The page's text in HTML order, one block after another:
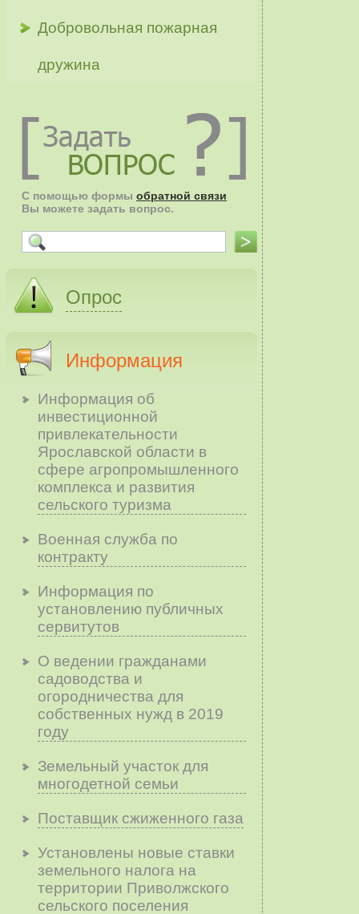
Добровольная пожарная
дружина
С помощью формы обратной связи
Вы можете задать вопрос.
Опрос
Информация
Информация об
инвестиционной
привлекательности
Ярославской области в
сфере агропромышленного
комплекса и развития
сельского туризма
Военная служба по
контракту
Информация по
установлению публичных
сервитутов
О ведении гражданами
садоводства и
огородничества для
собственных нужд в 2019
году
Земельный участок для
многодетной семьи
Поставщик сжиженного газа
Установлены новые ставки
земельного налога на
территории Приволжского
сельского поселения